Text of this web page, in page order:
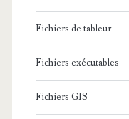
Fichiers de tableur
Fichiers exécutables
Fichiers GIS